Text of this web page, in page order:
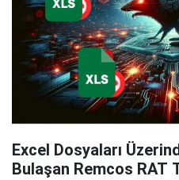
Excel Dosyaları
Bulaşan Remcos RAT